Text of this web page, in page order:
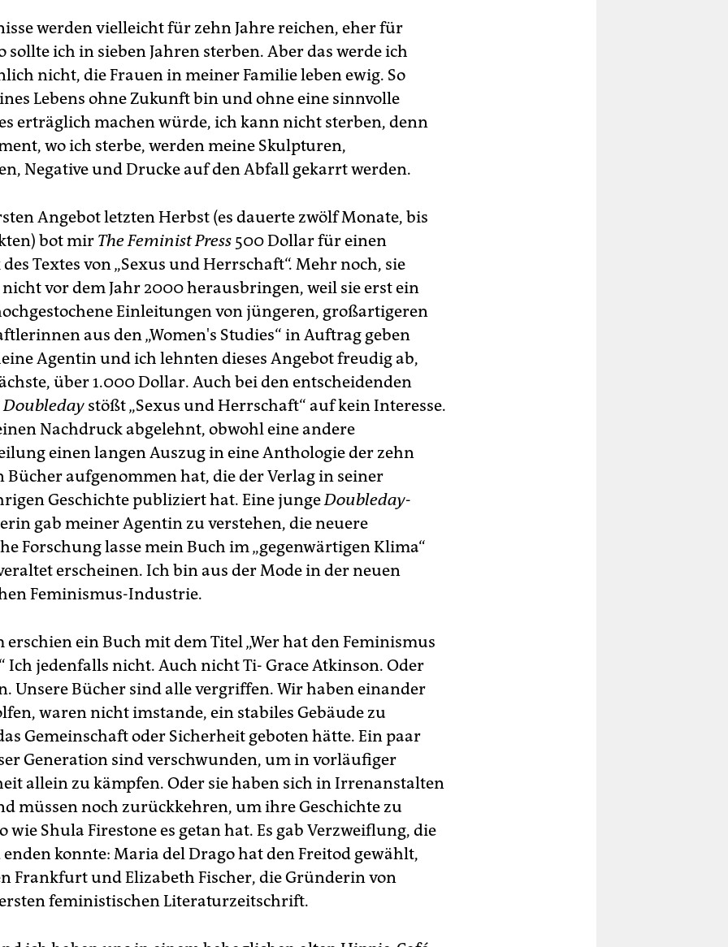
werden vielleicht für zehn Jahre reichen, eher für
sollte ich in sieben Jahren sterben. Aber das werde ich
nicht, die Frauen in meiner Familie leben ewig. So
Lebens ohne Zukunft bin und ohne eine sinnvolle
erträglich machen würde, ich kann nicht sterben, denn
wo ich sterbe, werden meine Skulpturen,
Negative und Drucke auf den Abfall gekarrt werden.
Angebot letzten Herbst (es dauerte zwölf Monate, bis
bot mir The Feminist Press 500 Dollar für einen
Textes von „Sexus und Herrschaft“. Mehr noch, sie
vor dem Jahr 2000 herausbringen, weil sie erst ein
Einleitungen von jüngeren, großartigeren
aus den „Women's Studies“ in Auftrag geben
Agentin und ich lehnten dieses Angebot freudig ab,
über 1.000 Dollar. Auch bei den entscheidenden
Doubleday stößt „Sexus und Herrschaft“ auf kein Interesse.
Nachdruck abgelehnt, obwohl eine andere
einen langen Auszug in eine Anthologie der zehn
Bücher aufgenommen hat, die der Verlag in seiner
Geschichte publiziert hat. Eine jungeDoubleday-
gab meiner Agentin zu verstehen, die neuere
Forschung lasse mein Buch im „gegenwärtigen Klima“
erscheinen. Ich bin aus der Mode in der neuen
Feminismus-Industrie.
erschien ein Buch mit dem Titel „Wer hat den Feminismus
Ich jedenfalls nicht. Auch nicht Ti- Grace Atkinson. Oder
Unsere Bücher sind alle vergriffen. Wir haben einander
waren nicht imstande, ein stabiles Gebäude zu
Gemeinschaft oder Sicherheit geboten hätte. Ein paar
Generation sind verschwunden, um in vorläufiger
allein zu kämpfen. Oder sie haben sich in Irrenanstalten
müssen noch zurückkehren, um ihre Geschichte zu
wie Shula Firestone es getan hat. Es gab Verzweiflung, die
konnte: Maria del Drago hat den Freitod gewählt,
Frankfurt und Elizabeth Fischer, die Gründerin von
feministischen Literaturzeitschrift.